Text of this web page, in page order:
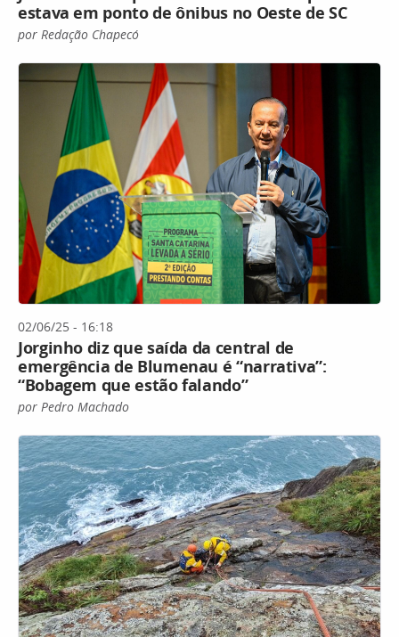
estava em ponto de ônibus no Oeste de SC
por Redação Chapecó
02/06/25 - 16:18
Jorginho diz que saída da central de
emergência de Blumenau é “narrativa”:
“Bobagem que estão falando”
por Pedro Machado